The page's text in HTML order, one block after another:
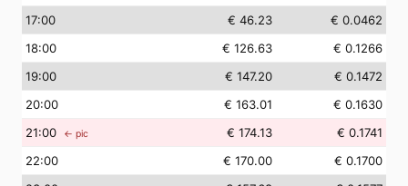
17:00 € 46.23
€ 0.0462
18:00 € 126.63
€ 0.1266
19:00 € 147.20
€ 0.1472
20:00 € 163.01
€ 0.1630
21:00 ← pic € 174.13
€ 0.1741
22:00 € 170.00
€ 0.1700